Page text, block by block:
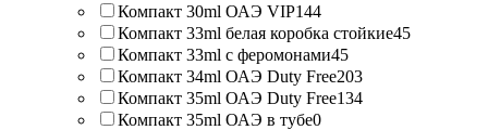
Компакт 30ml ОАЭ VIP144
Компакт 33ml белая коробка стойкие45
Компакт 33ml с феромонами45
Компакт 34ml ОАЭ Duty Free203
Компакт 35ml ОАЭ Duty Free134
Компакт 35ml ОАЭ в тубе0